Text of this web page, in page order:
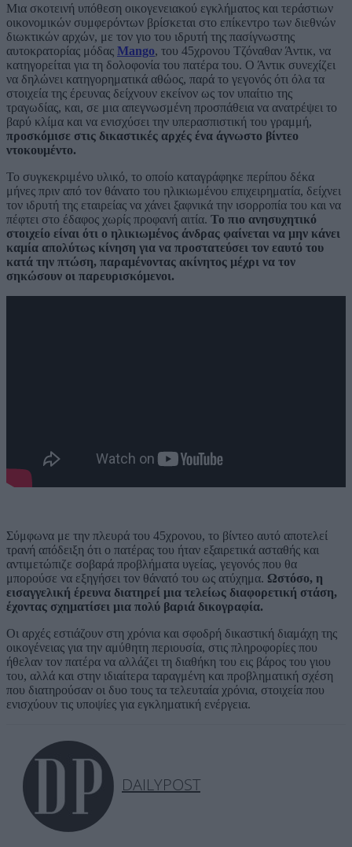
Μια σκοτεινή υπόθεση οικογενειακού εγκλήματος και τεράστιων
οικονομικών συμφερόντων βρίσκεται στο επίκεντρο των διεθνών
διωκτικών αρχών, με τον γιο του ιδρυτή της πασίγνωστης
αυτοκρατορίας μόδας Mango, του 45χρονου Τζόναθαν Άντικ, να
κατηγορείται για τη δολοφονία του πατέρα του. Ο Άντικ συνεχίζει
να δηλώνει κατηγορηματικά αθώος, παρά το γεγονός ότι όλα τα
στοιχεία της έρευνας δείχνουν εκείνον ως τον υπαίτιο της
τραγωδίας, και, σε μια απεγνωσμένη προσπάθεια να ανατρέψει το
βαρύ κλίμα και να ενισχύσει την υπερασπιστική του γραμμή,
προσκόμισε στις δικαστικές αρχές ένα άγνωστο βίντεο
ντοκουμέντο.
Το συγκεκριμένο υλικό, το οποίο καταγράφηκε περίπου δέκα
μήνες πριν από τον θάνατο του ηλικιωμένου επιχειρηματία, δείχνει
τον ιδρυτή της εταιρείας να χάνει ξαφνικά την ισορροπία του και να
πέφτει στο έδαφος χωρίς προφανή αιτία. Το πιο ανησυχητικό
στοιχείο είναι ότι ο ηλικιωμένος άνδρας φαίνεται να μην κάνει
καμία απολύτως κίνηση για να προστατεύσει τον εαυτό του
κατά την πτώση, παραμένοντας ακίνητος μέχρι να τον
σηκώσουν οι παρευρισκόμενοι.
Σύμφωνα με την πλευρά του 45χρονου, το βίντεο αυτό αποτελεί
τρανή απόδειξη ότι ο πατέρας του ήταν εξαιρετικά ασταθής και
αντιμετώπιζε σοβαρά προβλήματα υγείας, γεγονός που θα
μπορούσε να εξηγήσει τον θάνατό του ως ατύχημα. Ωστόσο, η
εισαγγελική έρευνα διατηρεί μια τελείως διαφορετική στάση,
έχοντας σχηματίσει μια πολύ βαριά δικογραφία.
Οι αρχές εστιάζουν στη χρόνια και σφοδρή δικαστική διαμάχη της
οικογένειας για την αμύθητη περιουσία, στις πληροφορίες που
ήθελαν τον πατέρα να αλλάζει τη διαθήκη του εις βάρος του γιου
του, αλλά και στην ιδιαίτερα ταραγμένη και προβληματική σχέση
που διατηρούσαν οι δυο τους τα τελευταία χρόνια, στοιχεία που
ενισχύουν τις υποψίες για εγκληματική ενέργεια.
DAILYPOST